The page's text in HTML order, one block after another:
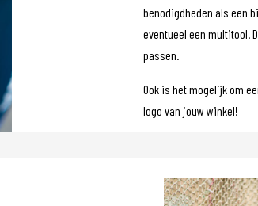
benodigdheden als een
eventueel een multitool.
passen.
Ook is het mogelijk om
logo van jouw winkel!